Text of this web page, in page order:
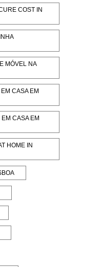
COST IN
MÓVEL NA
CASA EM
CASA EM
HOME IN